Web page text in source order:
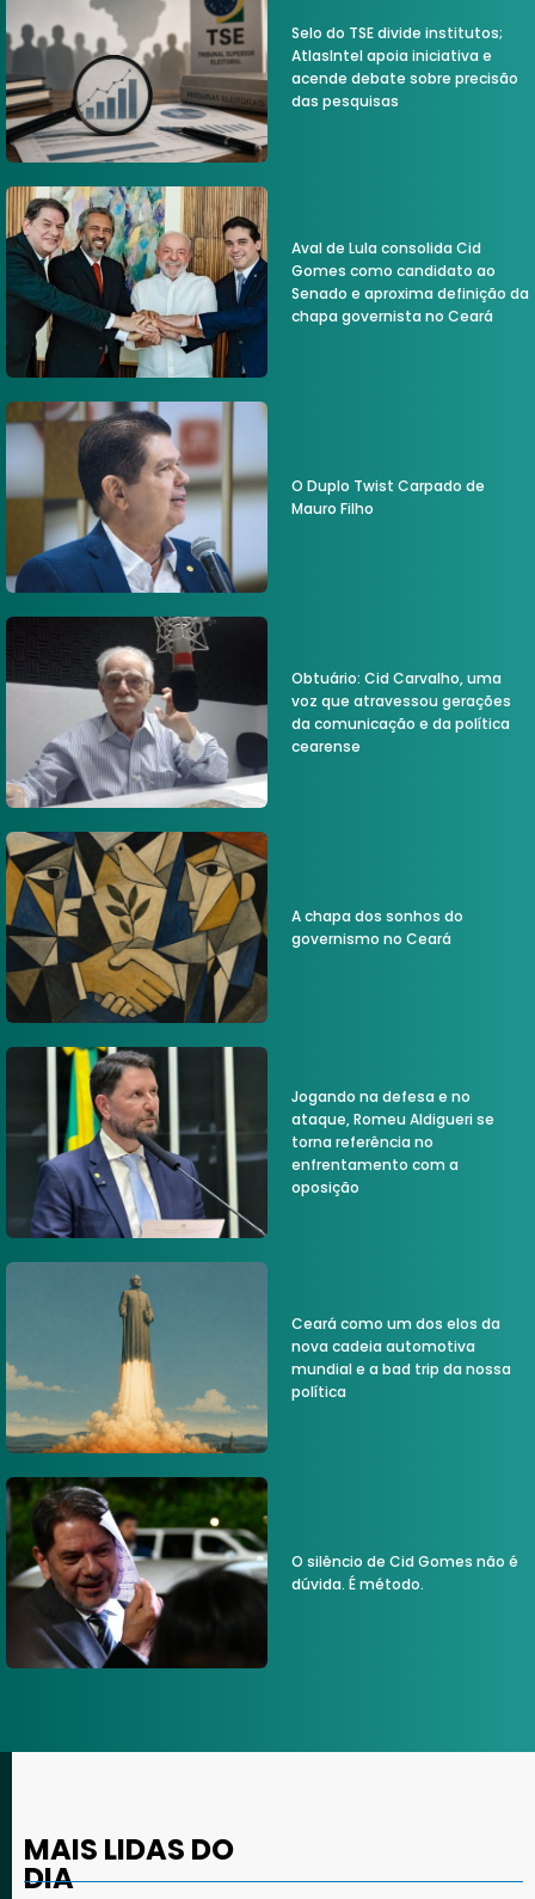
Selo do TSE divide institutos;
AtlasIntel apoia iniciativa e
acende debate sobre precisão
das pesquisas
Aval de Lula consolida Cid
Gomes como candidato ao
Senado e aproxima definição da
chapa governista no Ceará
O Duplo Twist Carpado de
Mauro Filho
Obtuário: Cid Carvalho, uma
voz que atravessou gerações
da comunicação e da política
cearense
A chapa dos sonhos do
governismo no Ceará
Jogando na defesa e no
ataque, Romeu Aldigueri se
torna referência no
enfrentamento com a
oposição
Ceará como um dos elos da
nova cadeia automotiva
mundial e a bad trip da nossa
política
O silêncio de Cid Gomes não é
dúvida. É método.
MAIS LIDAS DO
DIA